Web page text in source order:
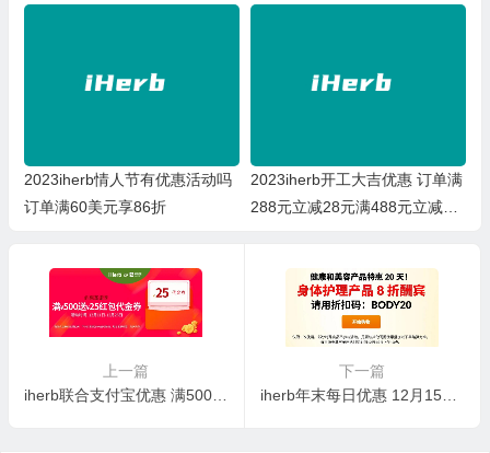
2023iherb情人节有优惠活动吗
订单满60美元享86折
2023iherb开工大吉优惠 订单满
288元立减28元满488元立减88
上一篇
iherb联合支付宝优惠 满500元送25元红包代金券
下一篇
iherb年末每日优惠 12月15日身体护理产品全场8折